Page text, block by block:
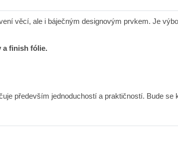
věcí, ale i báječným designovým prvkem. Je
a finish fólie.
především jednoduchostí a praktičností. Bude se